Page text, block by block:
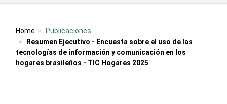
Home
Publicaciones
Resumen Ejecutivo - Encuesta sobre el uso de las
tecnologías de información y comunicación en los
hogares brasileños - TIC Hogares 2025